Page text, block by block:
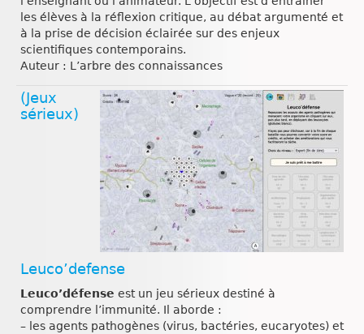
les élèves à la réflexion critique, au débat argumenté et
à la prise de décision éclairée sur des enjeux
scientifiques contemporains.
Auteur : L’arbre des connaissances
(Jeux
sérieux)
Leuco’defense
Leuco’défense est un jeu sérieux destiné à
comprendre l’immunité. Il aborde :
– les agents pathogènes (virus, bactéries, eucaryotes) et